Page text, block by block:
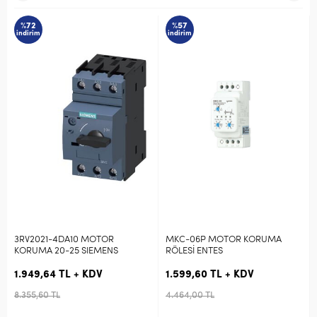
MOTOR
25 SIEMENS
+ KDV
MKC-06P MOTOR KORUMA
RÖLESİ ENTES
1.599,60 TL + KDV
3RV2011-